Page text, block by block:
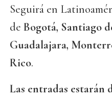
Seguirá en
de Bogotá, Santiago
Guadalajara,
Rico.
Las entradas estarán